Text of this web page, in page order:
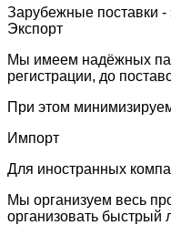
Зарубежные поставки -
Экспорт
Мы имеем надёжных
регистрации, до
При этом
Импорт
Для иностранных
Мы организуем весь
организовать быстрый